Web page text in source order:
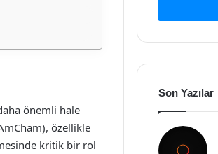
önemli hale
özellikle
kritik bir rol
Son Yazılar